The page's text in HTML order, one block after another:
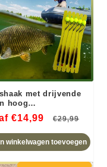
met drijvende
hoog
– Drijft
bijt direct! 🐟💧
het aas op de
diepte – meer
minder
🔴⚡
€14,99
Normale
prijs
€29,99
winkelwagen toevoegen